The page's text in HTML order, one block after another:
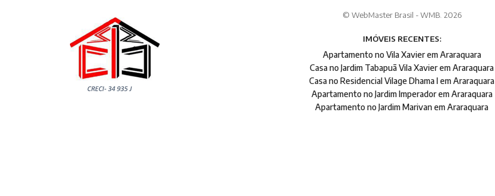
© WebMaster Brasil - WMB. 2026
IMÓVEIS RECENTES:
Apartamento no Vila Xavier em Araraquara
Casa no Jardim Tabapuã Vila Xavier em Araraquara
Casa no Residencial Vilage Dhama I em Araraquara
Apartamento no Jardim Imperador em Araraquara
Apartamento no Jardim Marivan em Araraquara